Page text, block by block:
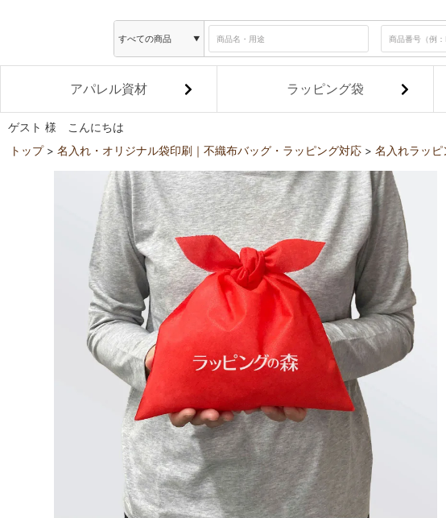
アパレル資材 ラッピング袋
ゲスト 様 こんにちは
トップ 名入れ・オリジナル袋印刷｜不織布バッグ・ラッピング対応 名入れラッ